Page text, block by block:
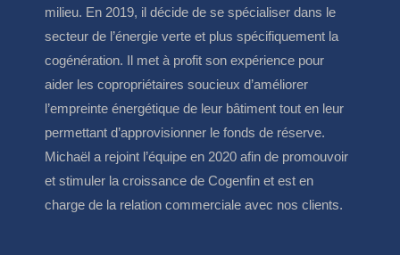
milieu. En 2019, il décide de se spécialiser dans le
secteur de l’énergie verte et plus spécifiquement la
cogénération. Il met à profit son expérience pour
aider les copropriétaires soucieux d’améliorer
l’empreinte énergétique de leur bâtiment tout en leur
permettant d’approvisionner le fonds de réserve.
Michaël a rejoint l’équipe en 2020 afin de promouvoir
et stimuler la croissance de Cogenfin et est en
charge de la relation commerciale avec nos clients.